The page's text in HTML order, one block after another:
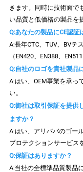
きます。同時に技術面で
い品質と低価格の製品を
Q:あなたの製品にCE認証
A:長年CTC、TUV、BVテ
（EN420、EN388、
Q:自社のロゴを貴社製品
A:はい、OEM事業を承っ
い。
Q:御社は取引保証を提供
ますか？
A:はい、アリババのゴー
プロテクションサービス
Q:保証はありますか？
A:当社の全標準品質製品